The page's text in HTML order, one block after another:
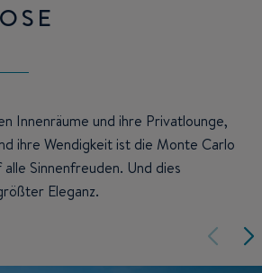
Innenräume und ihre Privatlounge,
ihre Wendigkeit ist die Monte Carlo
Sinnenfreuden. Und dies
Eleganz.